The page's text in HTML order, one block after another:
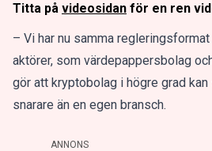
Titta på videosidan för en ren
– Vi har nu samma
aktörer, som värdepappersbolag
gör att kryptobolag i högre grad
snarare än en egen bransch.
ANNONS